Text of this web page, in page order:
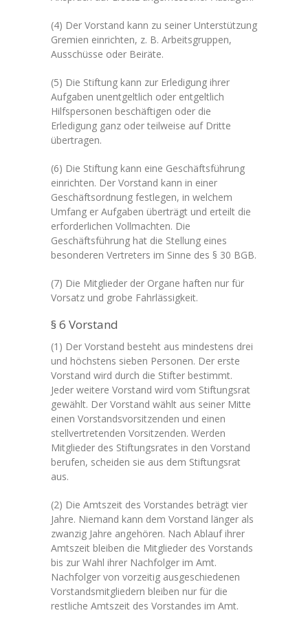
(4) Der Vorstand kann zu seiner Unterstützung
Gremien einrichten, z. B. Arbeitsgruppen,
Ausschüsse oder Beiräte.
(5) Die Stiftung kann zur Erledigung ihrer
Aufgaben unentgeltlich oder entgeltlich
Hilfspersonen beschäftigen oder die
Erledigung ganz oder teilweise auf Dritte
übertragen.
(6) Die Stiftung kann eine Geschäftsführung
einrichten. Der Vorstand kann in einer
Geschäftsordnung festlegen, in welchem
Umfang er Aufgaben überträgt und erteilt die
erforderlichen Vollmachten. Die
Geschäftsführung hat die Stellung eines
besonderen Vertreters im Sinne des § 30 BGB.
(7) Die Mitglieder der Organe haften nur für
Vorsatz und grobe Fahrlässigkeit.
§ 6 Vorstand
(1) Der Vorstand besteht aus mindestens drei
und höchstens sieben Personen. Der erste
Vorstand wird durch die Stifter bestimmt.
Jeder weitere Vorstand wird vom Stiftungsrat
gewählt. Der Vorstand wählt aus seiner Mitte
einen Vorstandsvorsitzenden und einen
stellvertretenden Vorsitzenden. Werden
Mitglieder des Stiftungsrates in den Vorstand
berufen, scheiden sie aus dem Stiftungsrat
aus.
(2) Die Amtszeit des Vorstandes beträgt vier
Jahre. Niemand kann dem Vorstand länger als
zwanzig Jahre angehören. Nach Ablauf ihrer
Amtszeit bleiben die Mitglieder des Vorstands
bis zur Wahl ihrer Nachfolger im Amt.
Nachfolger von vorzeitig ausgeschiedenen
Vorstandsmitgliedern bleiben nur für die
restliche Amtszeit des Vorstandes im Amt.